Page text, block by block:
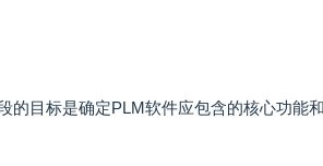
的目标是确定PLM软件应包含的核心功能